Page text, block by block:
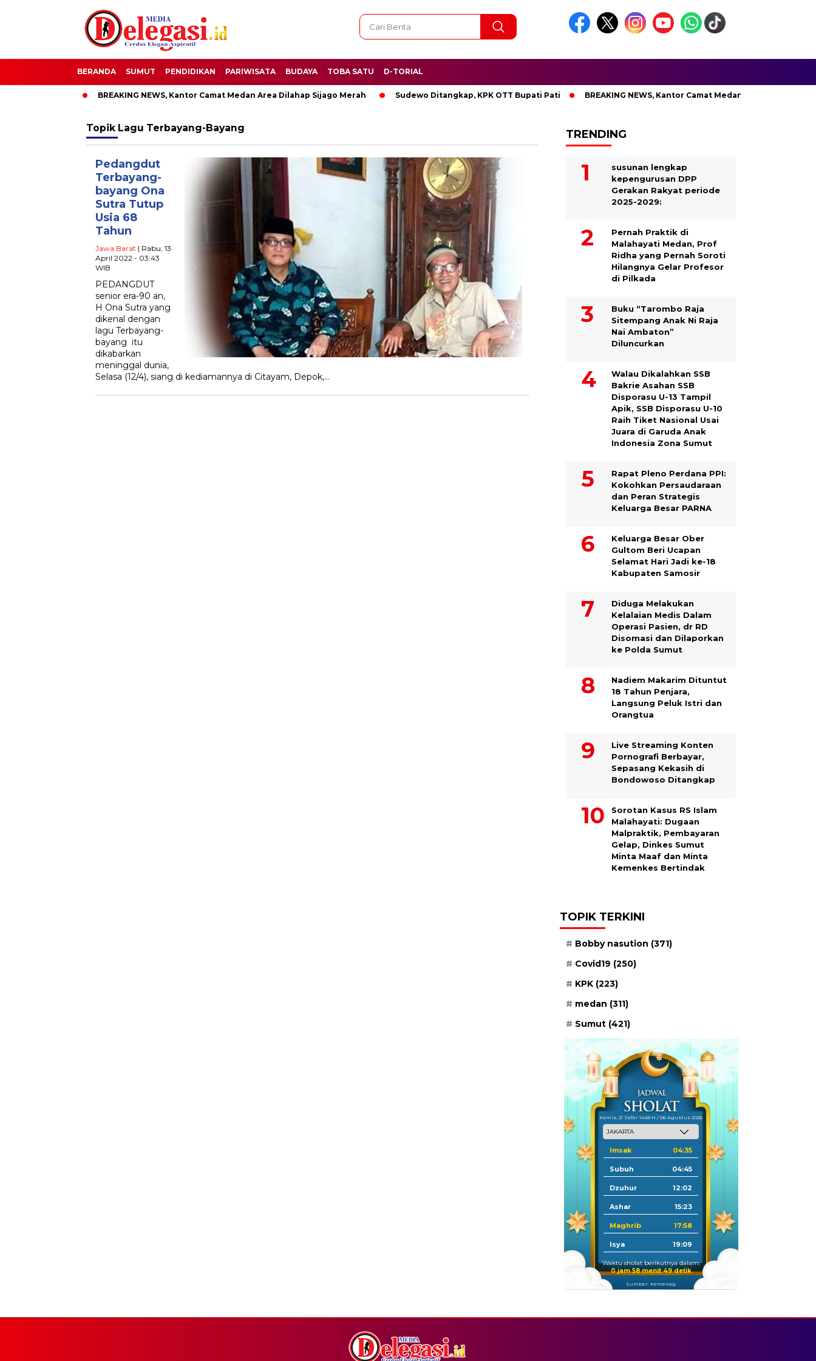
BERANDA SUMUT PENDIDIKAN PARIWISATA BUDAYA TOBA SATU D-TORIAL
BREAKING NEWS, Kantor Camat Medan Area Dilahap Sijago Merah Sudewo Ditangkap, KPK OTT Bupati Pati BREAKING NEWS, Kantor Camat Medan Area Dilahap Sijago
Topik Lagu Terbayang-Bayang
Pedangdut
Terbayang-
bayang Ona
Sutra Tutup
Usia 68
Tahun
Jawa Barat | Rabu, 13
April 2022 - 03:43
WIB
PEDANGDUT
senior era-90 an,
H Ona Sutra yang
dikenal dengan
lagu Terbayang-
bayang itu
dikabarkan
meninggal dunia,
Selasa (12/4), siang di kediamannya di Citayam, Depok,…
TRENDING
susunan lengkap
kepengurusan DPP
Gerakan Rakyat periode
2025-2029:
Pernah Praktik di
Malahayati Medan, Prof
Ridha yang Pernah Soroti
Hilangnya Gelar Profesor
di Pilkada
Buku “Tarombo Raja
Sitempang Anak Ni Raja
Nai Ambaton”
Diluncurkan
Walau Dikalahkan SSB
Bakrie Asahan SSB
Disporasu U-13 Tampil
Apik, SSB Disporasu U-10
Raih Tiket Nasional Usai
Juara di Garuda Anak
Indonesia Zona Sumut
Rapat Pleno Perdana PPI:
Kokohkan Persaudaraan
dan Peran Strategis
Keluarga Besar PARNA
Keluarga Besar Ober
Gultom Beri Ucapan
Selamat Hari Jadi ke-18
Kabupaten Samosir
Diduga Melakukan
Kelalaian Medis Dalam
Operasi Pasien, dr RD
Disomasi dan Dilaporkan
ke Polda Sumut
​Nadiem Makarim Dituntut
18 Tahun Penjara,
Langsung Peluk Istri dan
Orangtua
Live Streaming Konten
Pornografi Berbayar,
Sepasang Kekasih di
Bondowoso Ditangkap
Sorotan Kasus RS Islam
Malahayati: Dugaan
Malpraktik, Pembayaran
Gelap, Dinkes Sumut
Minta Maaf dan Minta
Kemenkes Bertindak
TOPIK TERKINI
Bobby nasution (371)
Covid19 (250)
KPK (223)
medan (311)
Sumut (421)
Kamis, 21 Safar 1448 H / 06 Agustus 2026
Imsak 04:35
Subuh 04:45
Dzuhur 12:02
Ashar 15:23
Maghrib 17:58
Isya 19:09
Waktu sholat berikutnya dalam:
0 jam 58 menit 48 detik
Sumber: Kemenag